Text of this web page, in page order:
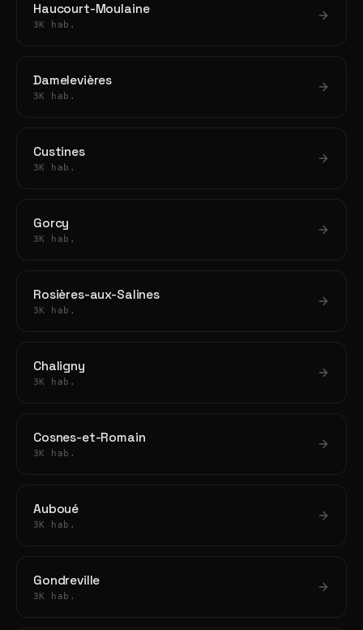
Haucourt-Moulaine
3K hab.
Damelevières
3K hab.
Custines
3K hab.
Gorcy
3K hab.
Rosières-aux-Salines
3K hab.
Chaligny
3K hab.
Cosnes-et-Romain
3K hab.
Auboué
3K hab.
Gondreville
3K hab.